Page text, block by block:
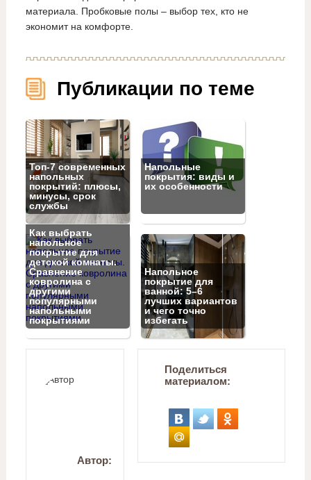
материала. Пробковые полы – выбор тех, кто не
экономит на комфорте.
Публикации по теме
Топ‑7 современных
напольных
покрытий: плюсы,
минусы, срок
службы
Напольные
покрытия: виды и
их особенности
Как выбрать
напольное
покрытие для
детской комнаты.
Сравнение
ковролина с
другими
популярными
напольными
покрытиями
Напольное
покрытие для
ванной: 5–6
лучших вариантов
и чего точно
избегать
Автор:
Поделиться
материалом: